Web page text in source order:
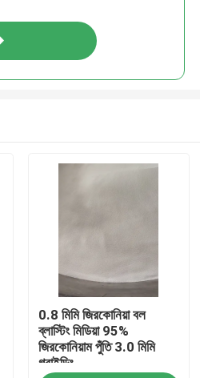
0.8 মিমি জিরকোনিয়া বল
ব্লাস্টিং মিডিয়া 95%
জিরকোনিয়াম পুঁতি 3.0 মিমি
গ্রাইন্ডিং